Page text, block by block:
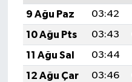
9 Ağu Paz
03:42
10 Ağu Pts
03:43
11 Ağu Sal
03:44
12 Ağu Çar
03:46